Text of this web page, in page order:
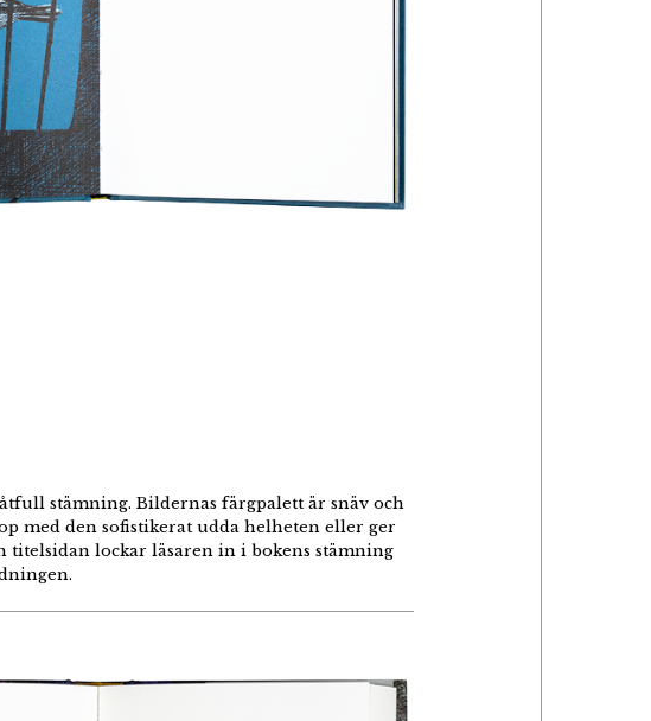
stämning. Bildernas färgpalett är snäv och
med den sofistikerat udda helheten eller ger
titelsidan lockar läsaren in i bokens stämning